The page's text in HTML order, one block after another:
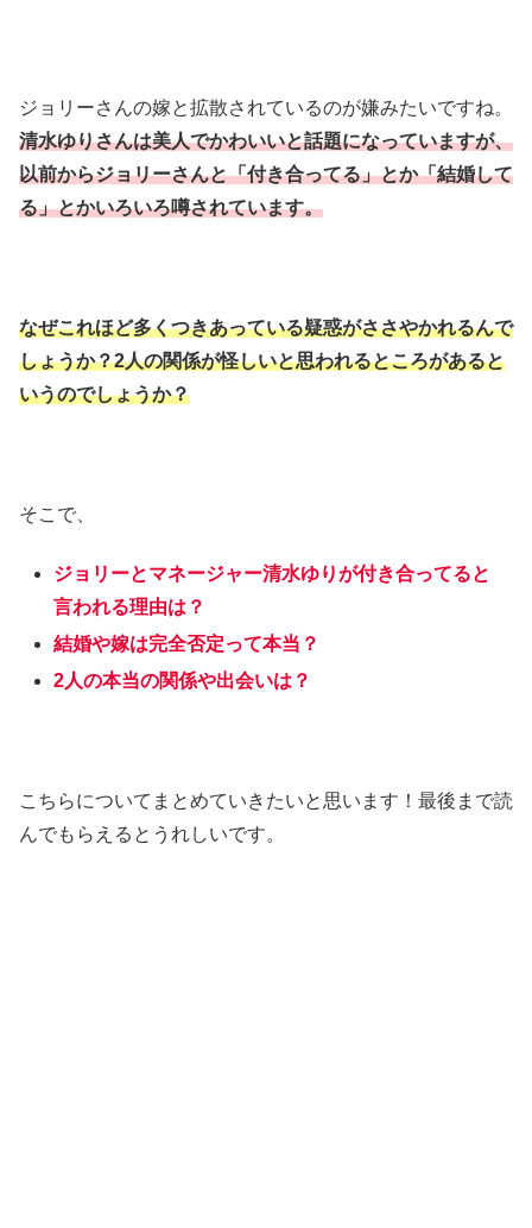
ジョリーさんの嫁と拡散されているのが嫌みたいですね。
清水ゆりさんは美人でかわいいと話題になっていますが、
以前からジョリーさんと「付き合ってる」とか「結婚して
る」とかいろいろ噂されています。
なぜこれほど多くつきあっている疑惑がささやかれるんで
しょうか？2人の関係が怪しいと思われるところがあると
いうのでしょうか？
そこで、
ジョリーとマネージャー清水ゆりが付き合ってると
言われる理由は？
結婚や嫁は完全否定って本当？
2人の本当の関係や出会いは？
こちらについてまとめていきたいと思います！最後まで読
んでもらえるとうれしいです。